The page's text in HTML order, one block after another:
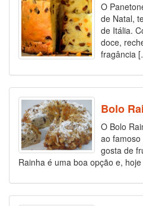
O
de Natal,
de Itália.
doce,
fragância
Bolo
O Bolo
ao famoso
gosta de
Rainha é uma boa opção e,